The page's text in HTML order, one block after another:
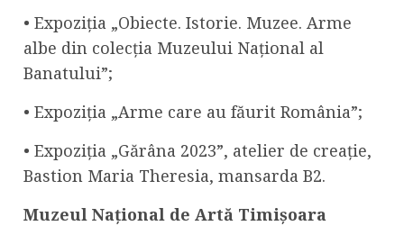
• Expoziția „Obiecte. Istorie. Muzee. Arme
albe din colecția Muzeului Național al
Banatului”;
• Expoziția „Arme care au făurit România”;
• Expoziția „Gărâna 2023”, atelier de creație,
Bastion Maria Theresia, mansarda B2.
Muzeul Național de Artă Timișoara